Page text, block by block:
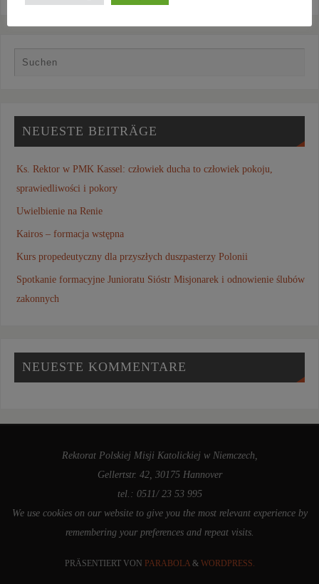
NEUESTE BEITRÄGE
Ks. Rektor w PMK Kassel: człowiek ducha to człowiek pokoju,
sprawiedliwości i pokory
Uwielbienie na Renie
Kairos – formacja wstępna
Kurs propedeutyczny dla przyszłych duszpasterzy Polonii
Spotkanie formacyjne Junioratu Sióstr Misjonarek i odnowienie ślubów
zakonnych
NEUESTE KOMMENTARE
Rektorat Polskiej Misji Katolickiej w Niemczech,
Gellertstr. 42, 30175 Hannover
tel.: 0511/ 23 53 995
We use cookies on our website to give you the most relevant experience by
remembering your preferences and repeat visits.
PRÄSENTIERT VON PARABOLA& WORDPRESS.